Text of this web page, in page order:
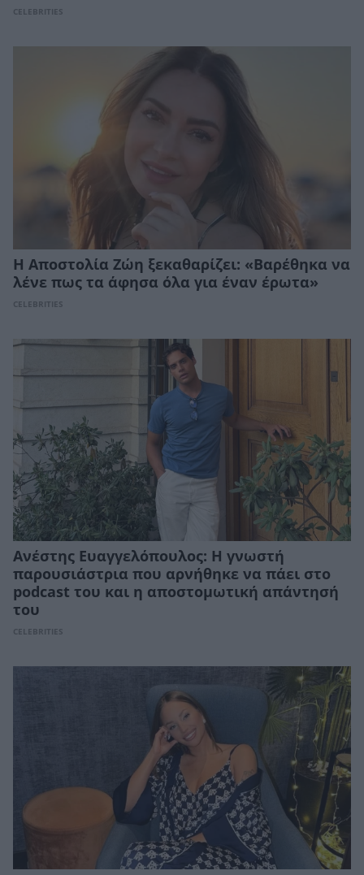
CELEBRITIES
Η Αποστολία Ζώη ξεκαθαρίζει: «Βαρέθηκα να
λένε πως τα άφησα όλα για έναν έρωτα»
CELEBRITIES
Ανέστης Ευαγγελόπουλος: Η γνωστή
παρουσιάστρια που αρνήθηκε να πάει στο
podcast του και η αποστομωτική απάντησή
του
CELEBRITIES